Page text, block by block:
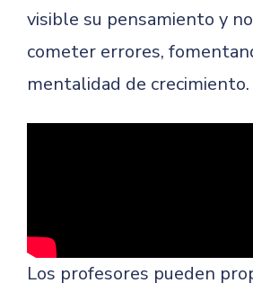
visible su pensamiento y
cometer errores,
mentalidad de crecimiento.
Los profesores pueden